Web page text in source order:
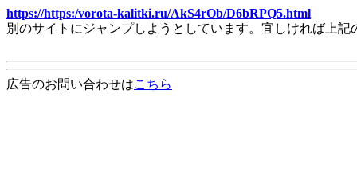
https://https:/vorota-kalitki.ru/AkS4rOb/D6bRPQ5.html
別のサイトにジャンプしようとしています。宜しければ上
広告のお問い合わせはこちら